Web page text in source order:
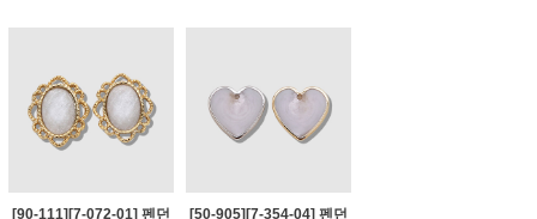
[90-111][7-072-01] 펜던
[50-905][7-354-04] 펜던